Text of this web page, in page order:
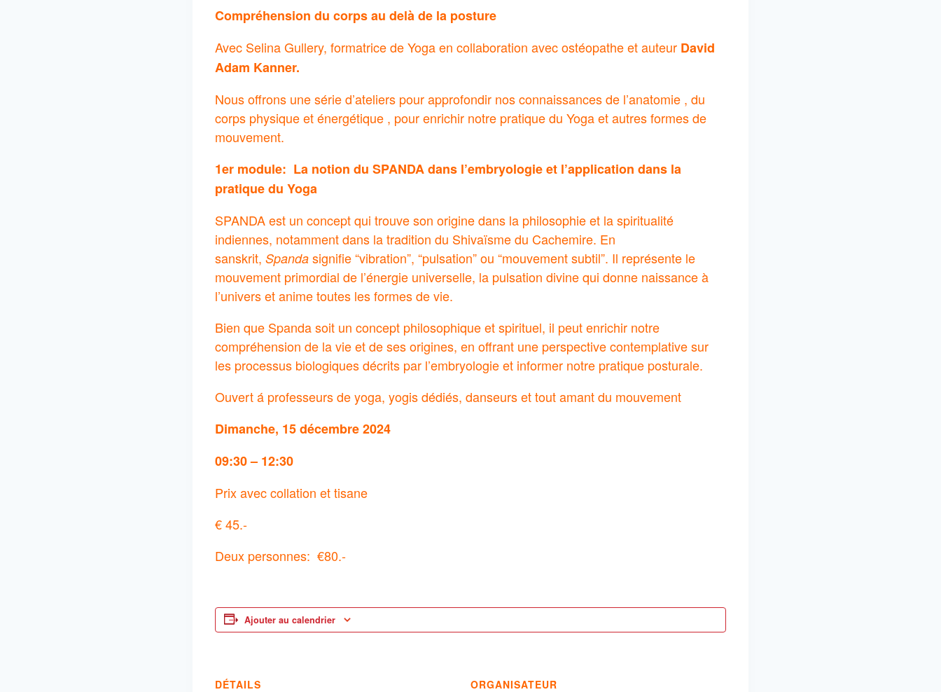
Compréhension du corps au delà de la posture
Avec Selina Gullery, formatrice de Yoga en collaboration avec ostéopathe et auteur David
Adam Kanner.
Nous offrons une série d’ateliers pour approfondir nos connaissances de l’anatomie , du
corps physique et énergétique , pour enrichir notre pratique du Yoga et autres formes de
mouvement.
1er module: La notion du SPANDA dans l’embryologie et l’application dans la
pratique du Yoga
SPANDA est un concept qui trouve son origine dans la philosophie et la spiritualité
indiennes, notamment dans la tradition du Shivaïsme du Cachemire. En
sanskrit, Spanda signifie “vibration”, “pulsation” ou “mouvement subtil”. Il représente le
mouvement primordial de l’énergie universelle, la pulsation divine qui donne naissance à
l’univers et anime toutes les formes de vie.
Bien que Spanda soit un concept philosophique et spirituel, il peut enrichir notre
compréhension de la vie et de ses origines, en offrant une perspective contemplative sur
les processus biologiques décrits par l’embryologie et informer notre pratique posturale.
Ouvert á professeurs de yoga, yogis dédiés, danseurs et tout amant du mouvement
Dimanche, 15 décembre 2024
09:30 – 12:30
Prix avec collation et tisane
€ 45.-
Deux personnes: €80.-
Ajouter au calendrier
DÉTAILS
ORGANISATEUR